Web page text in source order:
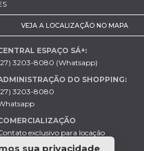
VEJA A LOCALIZAÇÃO NO MAPA
ESPAÇO SÁ+:
3203-8080 (Whatsapp)
DO SHOPPING:
3203-8080
exclusivo para locação
- (27) 99613-0046
sua privacidade